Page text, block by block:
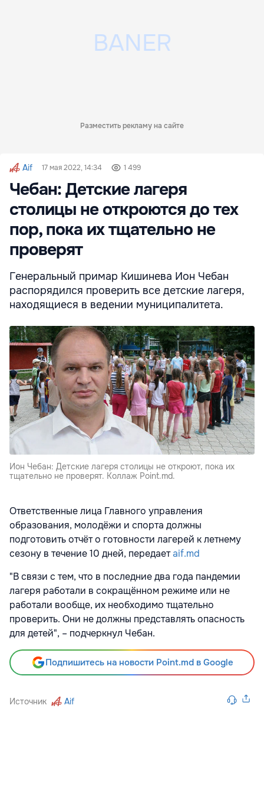
Разместить рекламу на сайте
Aif 17 мая 2022, 14:34 1 499
Чебан: Детские лагеря
столицы не откроются до тех
пор, пока их тщательно не
проверят
Генеральный примар Кишинева Ион Чебан
распорядился проверить все детские лагеря,
находящиеся в ведении муниципалитета.
Ион Чебан: Детские лагеря столицы не откроют, пока их
тщательно не проверят. Коллаж Point.md.
Ответственные лица Главного управления
образования, молодёжи и спорта должны
подготовить отчёт о готовности лагерей к летнему
сезону в течение 10 дней, передаетaif.md
"В связи с тем, что в последние два года пандемии
лагеря работали в сокращённом режиме или не
работали вообще, их необходимо тщательно
проверить. Они не должны представлять опасность
для детей", – подчеркнул Чебан.
Подпишитесь на новости Point.md в Google
Источник Aif